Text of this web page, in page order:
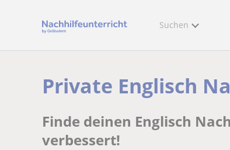
Suchen
Private Englisch
Finde deinen Englisch
verbessert!